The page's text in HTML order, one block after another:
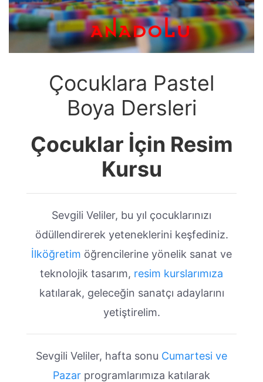
Çocuklara Pastel
Boya Dersleri
Çocuklar İçin Resim
Kursu
Sevgili Veliler, bu yıl çocuklarınızı
ödüllendirerek yeteneklerini keşfediniz.
İlköğretim öğrencilerine yönelik sanat ve
teknolojik tasarım, resim kurslarımıza
katılarak, geleceğin sanatçı adaylarını
yetiştirelim.
Sevgili Veliler, hafta sonu Cumartesi ve
Pazar programlarımıza katılarak